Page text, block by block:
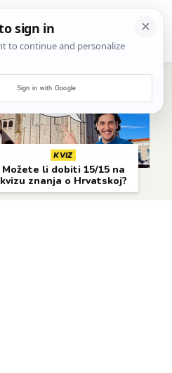
KVIZ
Možete li dobiti 15/15 na
kvizu znanja o Hrvatskoj?
Sign in with Google